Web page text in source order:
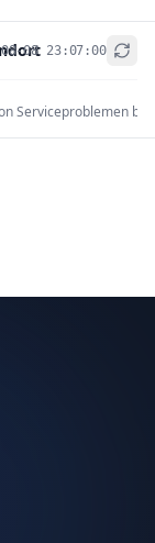
08 23:07:00
Serviceproblemen
+